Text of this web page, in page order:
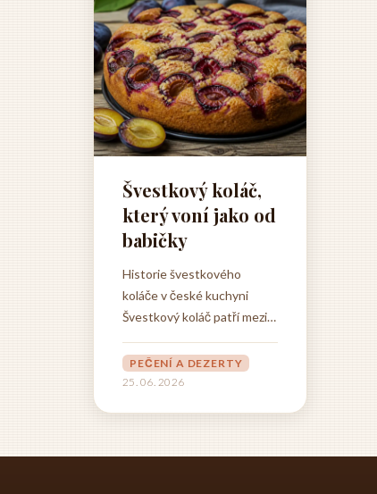
Švestkový koláč,
který voní jako od
babičky
Historie švestkového
koláče v české kuchyni
Švestkový koláč patří mezi
celou historii české
domácnosti. Jeho kořeny
PEČENÍ A DEZERTY
25. 06. 2026